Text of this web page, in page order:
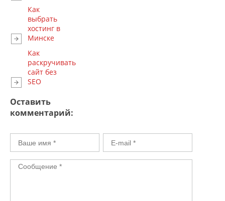
Как
выбрать
хостинг в
Минске
Как
раскручивать
сайт без
SEO
Оставить
комментарий: